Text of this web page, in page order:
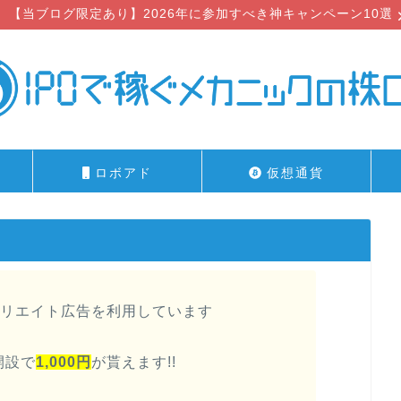
【当ブログ限定あり】2026年に参加すべき神キャンペーン10選
ロボアド 仮想通貨
エイト広告を利用しています
設で1,000円 が貰えます!!